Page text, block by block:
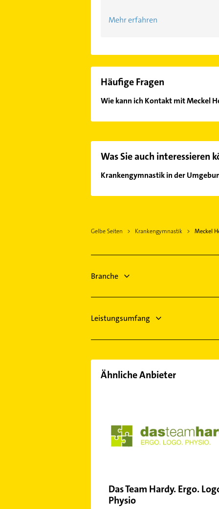
Mehr erfahren
Häufige Fragen
Wie kann ich Kontakt mit Meckel
Was Sie auch interessieren
Krankengymnastik in der
Herzberg am Harz
Nörten-Hardenberg
Göttingen
Gelbe Seiten Krankengymnastik Meckel
Branche
Leistungsumfang
Ähnliche Anbieter
Das Team Hardy. Ergo.
Physio